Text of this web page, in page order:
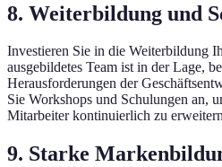
8. Weiterbildung und
Investieren Sie in die Weiterbildung
ausgebildetes Team ist in der Lage,
Herausforderungen der
Sie Workshops und Schulungen an,
Mitarbeiter kontinuierlich zu
9. Starke